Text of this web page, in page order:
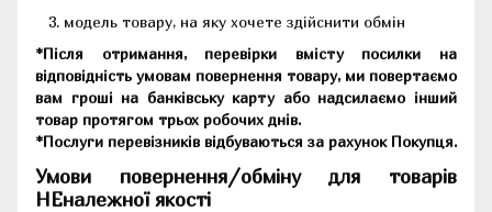
модель товару, на яку хочете здійснити обмін
*Після отримання, перевірки вмісту посилки на
відповідність умовам повернення товару, ми повертаємо
вам гроші на банківську карту або надсилаємо інший
товар протягом трьох робочих днів.
*Послуги перевізників відбуваються за рахунок Покупця.
Умови повернення/обміну для товарів
НЕналежної якості